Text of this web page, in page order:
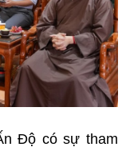
Độ có sự tham